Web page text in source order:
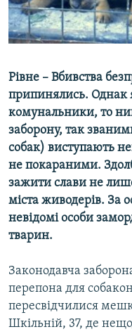
ПОДКАСТИ
УКР
КТАТ
ДОЛУЧАЙСЯ!
Рівне – Вбивства
припинялись. Однак
комунальники, то
заборону, так
собак) виступають
не покараними.
зажити слави не
міста живодерів. За
невідомі особи
тварин.
Законодавча
перепона для
пересвідчилися
Шкільній, 37, де